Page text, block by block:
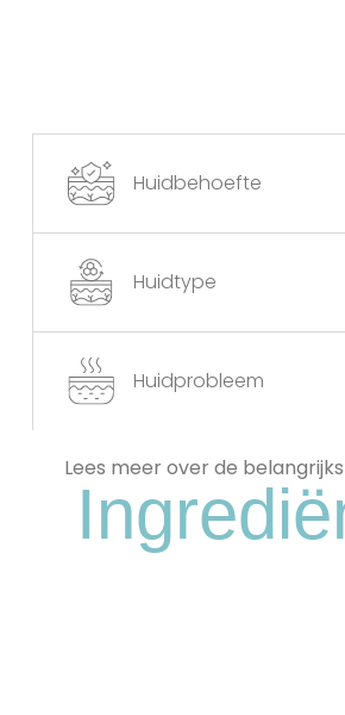
Huidbehoefte
Huidtype
Huidprobleem
Lees meer over de